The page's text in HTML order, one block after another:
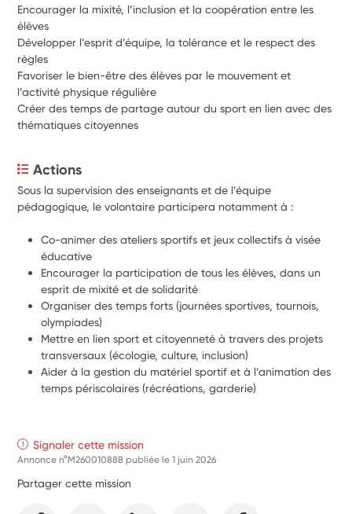
Encourager la mixité, l’inclusion et la coopération entre les
élèves
Développer l’esprit d’équipe, la tolérance et le respect des
règles
Favoriser le bien-être des élèves par le mouvement et
l’activité physique régulière
Créer des temps de partage autour du sport en lien avec des
thématiques citoyennes
Actions
Sous la supervision des enseignants et de l’équipe
pédagogique, le volontaire participera notamment à :
Co-animer des ateliers sportifs et jeux collectifs à visée
éducative
Encourager la participation de tous les élèves, dans un
esprit de mixité et de solidarité
Organiser des temps forts (journées sportives, tournois,
olympiades)
Mettre en lien sport et citoyenneté à travers des projets
transversaux (écologie, culture, inclusion)
Aider à la gestion du matériel sportif et à l’animation des
temps périscolaires (récréations, garderie)
Signaler cette mission
Annonce n°M260010888 publiée le1 juin 2026
Partager cette mission